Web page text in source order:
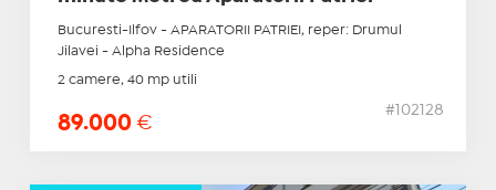
Bucuresti-Ilfov - APARATORII PATRIEI, reper: Drumul
Jilavei - Alpha Residence
2 camere, 40 mp utili
89.000 €
#102128